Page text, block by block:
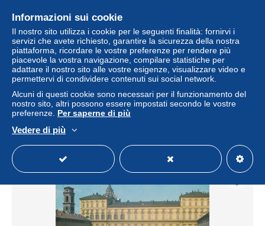
Torino - Palazzo Reale - Animée - MAURER TORTA E
PECCO - 1913
± 2,29 USD
Stato
Informazioni sui cookie
Il nostro sito utilizza i cookie per le seguenti finalità: fornirvi i
servizi che avete richiesto, garantire la sicurezza della nostra
piattaforma, ricordare le vostre preferenze per rendere più
piacevole la vostra navigazione, compilare statistiche per
adattare il nostro sito alle vostre esigenze, visualizzare video e
permettervi di condividere contenuti sui social network.
Alcuni di questi cookie sono necessari per il funzionamento del
nostro sito, altri possono essere impostati secondo le vostre
preferenze. Per saperne di più
Vedere di più